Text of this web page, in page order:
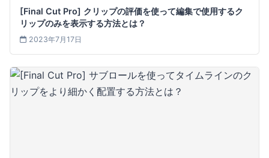
[Final Cut Pro] クリップの評価を使って編集で使用するク
リップのみを表示する方法とは？
2023年7月17日